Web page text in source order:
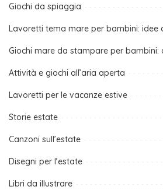
Giochi da spiaggia
Lavoretti tema mare per bambini: idee
Giochi mare da stampare per
Attività e giochi all’aria aperta
Lavoretti per le vacanze estive
Storie estate
Canzoni sull’estate
Disegni per l’estate
Libri da illustrare